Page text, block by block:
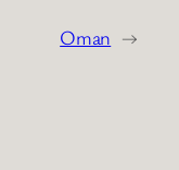
Oman →